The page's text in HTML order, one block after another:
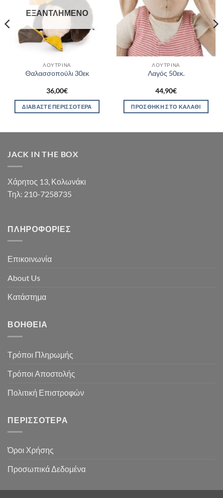
ΕΞΑΝΤΛΗΜΈΝΟ
ΛΟΎΤΡΙΝΑ
Θαλασσοπούλι 30εκ
36,00€
ΔΙΑΒΆΣΤΕ ΠΕΡΙΣΣΌΤΕΡΑ
ΛΟΎΤΡΙΝΑ
Λαγός 50εκ.
44,90€
ΠΡΟΣΘΉΚΗ ΣΤΟ ΚΑΛΆΘΙ
JACK IN THE BOX
Χάρητος 13, Κολωνάκι
Τηλ: 210-7258735
ΠΛΗΡΟΦΟΡΊΕΣ
Επικοινωνία
About Us
Κατάστημα
ΒΟΉΘΕΙΑ
Τρόποι Πληρωμής
Τρόποι Αποστολής
Πολιτική Επιστροφών
ΠΕΡΙΣΣΌΤΕΡΑ
Όροι Χρήσης
Προσωπικά Δεδομένα